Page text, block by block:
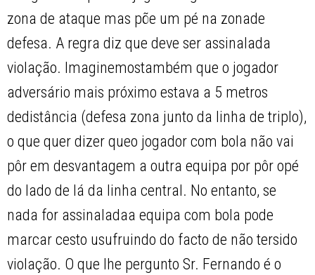
zona de ataque mas põe um pé na zonade
defesa. A regra diz que deve ser assinalada
violação. Imaginemostambém que o jogador
adversário mais próximo estava a 5 metros
dedistância (defesa zona junto da linha de triplo),
o que quer dizer queo jogador com bola não vai
pôr em desvantagem a outra equipa por pôr opé
do lado de lá da linha central. No entanto, se
nada for assinaladaa equipa com bola pode
marcar cesto usufruindo do facto de não tersido
violação. O que lhe pergunto Sr. Fernando é o